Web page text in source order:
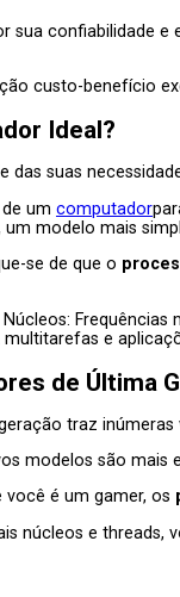
sua confiabilidade
custo-benefício
Ideal?
das suas
um computador
modelo mais
se de que o
e
de Última
traz inúmeras
modelos são mais
você é um gamer, os
núcleos e threads,